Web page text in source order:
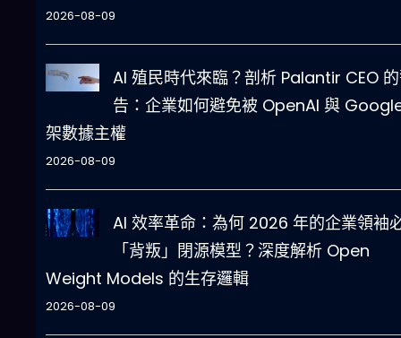
2026-08-09
AI 殖民時代來臨？剖析 Palantir CEO
告：企業如何避免被 OpenAI 與
架數據主權
2026-08-09
AI 效率革命：為何 2026 年的企業領袖
「背叛」閉源模型？深度解析 Open
Weight Models 的生存邏輯
2026-08-09